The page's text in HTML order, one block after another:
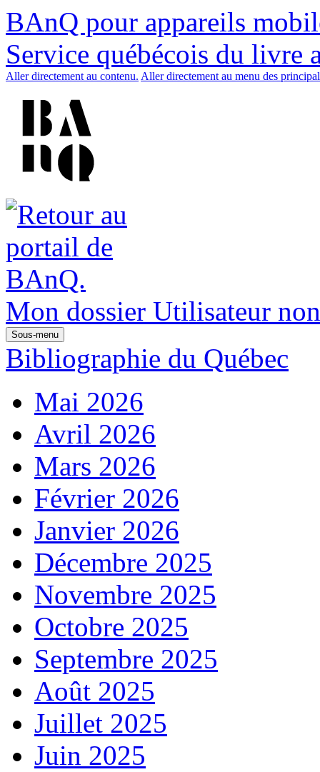
BAnQ pour appareils
Service québécois du livre
Aller directement au contenu. Aller directement au menu des
Mon dossier Utilisateur
Sous-menu
Bibliographie du Québec
Mai 2026
Avril 2026
Mars 2026
Février 2026
Janvier 2026
Décembre 2025
Novembre 2025
Octobre 2025
Septembre 2025
Août 2025
Juillet 2025
Juin 2025